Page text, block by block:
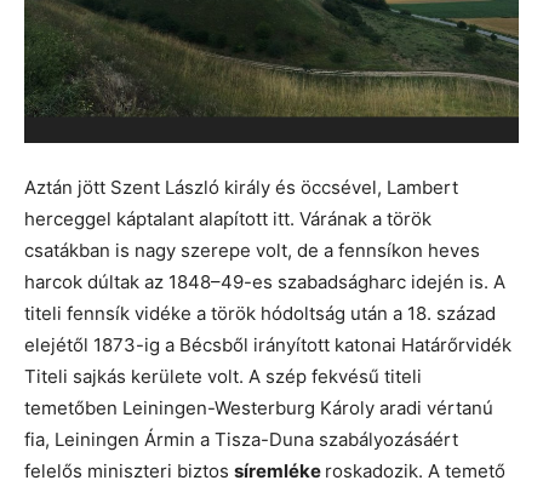
Aztán jött Szent László király és öccsével, Lambert
herceggel káptalant alapított itt. Várának a török
csatákban is nagy szerepe volt, de a fennsíkon heves
harcok dúltak az 1848–49-es szabadságharc idején is. A
titeli fennsík vidéke a török hódoltság után a 18. század
elejétől 1873-ig a Bécsből irányított katonai Határőrvidék
Titeli sajkás kerülete volt. A szép fekvésű titeli
temetőben Leiningen-Westerburg Károly aradi vértanú
fia, Leiningen Ármin a Tisza-Duna szabályozásáért
felelős miniszteri biztos síremléke roskadozik. A temető